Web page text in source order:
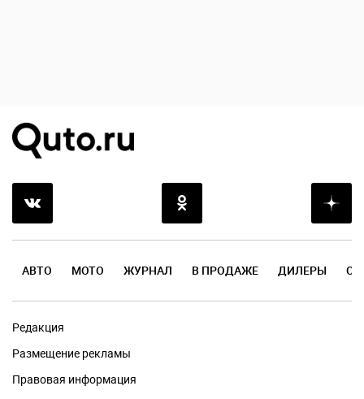
АВТО МОТО ЖУРНАЛ В ПРОДАЖЕ ДИЛЕРЫ
Редакция
Размещение рекламы
Правовая информация